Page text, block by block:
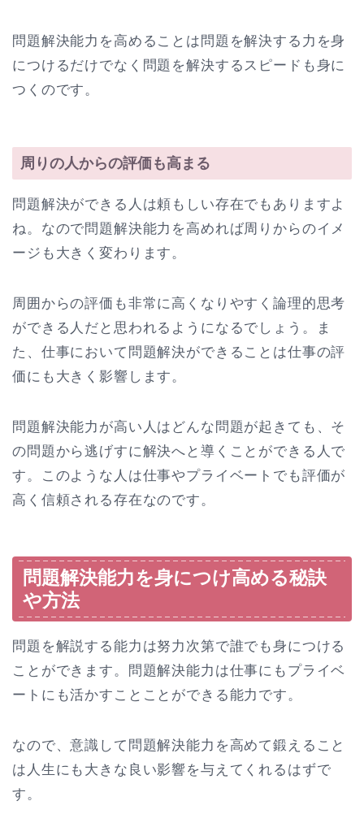
問題解決能力を高めることは問題を解決する力を身
につけるだけでなく問題を解決するスピードも身に
つくのです。
周りの人からの評価も高まる
問題解決ができる人は頼もしい存在でもありますよ
ね。なので問題解決能力を高めれば周りからのイメ
ージも大きく変わります。
周囲からの評価も非常に高くなりやすく論理的思考
ができる人だと思われるようになるでしょう。ま
た、仕事において問題解決ができることは仕事の評
価にも大きく影響します。
問題解決能力が高い人はどんな問題が起きても、そ
の問題から逃げすに解決へと導くことができる人で
す。このような人は仕事やプライベートでも評価が
高く信頼される存在なのです。
問題解決能力を身につけ高める秘訣
や方法
問題を解説する能力は努力次第で誰でも身につける
ことができます。問題解決能力は仕事にもプライベ
ートにも活かすことことができる能力です。
なので、意識して問題解決能力を高めて鍛えること
は人生にも大きな良い影響を与えてくれるはずで
す。